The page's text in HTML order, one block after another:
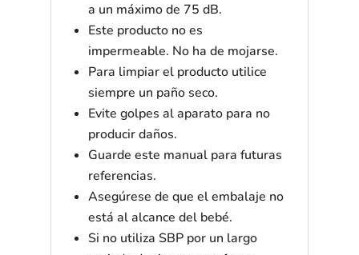
a un máximo de 75 dB.
Este producto no es
impermeable. No ha de mojarse.
Para limpiar el producto utilice
siempre un paño seco.
Evite golpes al aparato para no
producir daños.
Guarde este manual para futuras
referencias.
Asegúrese de que el embalaje no
está al alcance del bebé.
Si no utiliza SBP por un largo